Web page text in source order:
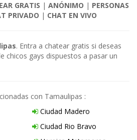
GRATIS | ANÓNIMO | PERSONAS
PRIVADO | CHAT EN VIVO
. Entra a chatear gratis si deseas
chicos gays dispuestos a pasar un
con Tamaulipas :
Ciudad Madero
Ciudad Rio Bravo